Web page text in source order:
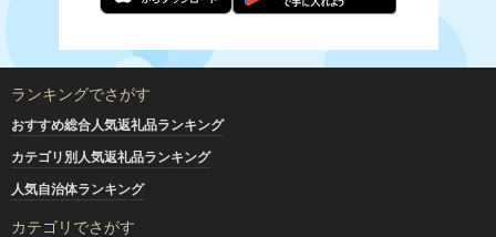
ランキングでさがす
おすすめ総合人気返礼品ランキング
カテゴリ別人気返礼品ランキング
人気自治体ランキング
カテゴリでさがす